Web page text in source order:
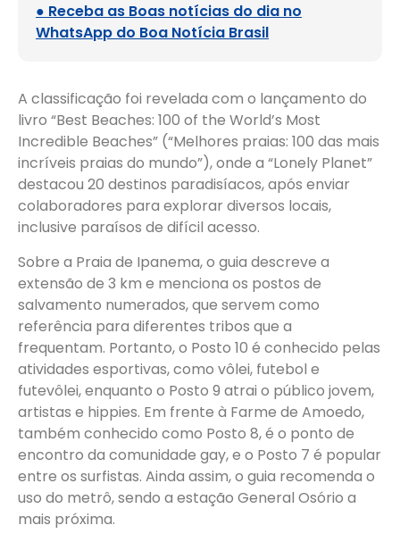
● Receba as Boas notícias do dia no
WhatsApp do Boa Notícia Brasil
A classificação foi revelada com o lançamento do
livro “Best Beaches: 100 of the World’s Most
Incredible Beaches” (“Melhores praias: 100 das mais
incríveis praias do mundo”), onde a “Lonely Planet”
destacou 20 destinos paradisíacos, após enviar
colaboradores para explorar diversos locais,
inclusive paraísos de difícil acesso.
Sobre a Praia de Ipanema, o guia descreve a
extensão de 3 km e menciona os postos de
salvamento numerados, que servem como
referência para diferentes tribos que a
frequentam. Portanto, o Posto 10 é conhecido pelas
atividades esportivas, como vôlei, futebol e
futevôlei, enquanto o Posto 9 atrai o público jovem,
artistas e hippies. Em frente à Farme de Amoedo,
também conhecido como Posto 8, é o ponto de
encontro da comunidade gay, e o Posto 7 é popular
entre os surfistas. Ainda assim, o guia recomenda o
uso do metrô, sendo a estação General Osório a
mais próxima.